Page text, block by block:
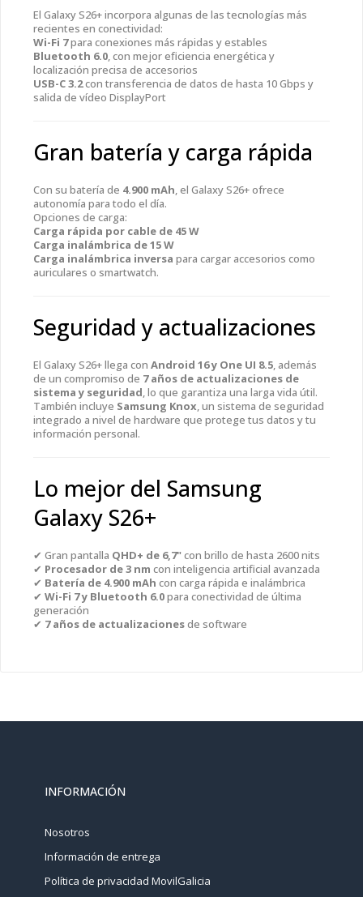
El Galaxy S26+ incorpora algunas de las tecnologías más
recientes en conectividad:
Wi-Fi 7para conexiones más rápidas y estables
Bluetooth 6.0, con mejor eficiencia energética y
localización precisa de accesorios
USB-C 3.2con transferencia de datos de hasta 10 Gbps y
salida de vídeo DisplayPort
Gran batería y carga rápida
Con su batería de 4.900 mAh, el Galaxy S26+ ofrece
autonomía para todo el día.
Opciones de carga:
Carga rápida por cable de 45 W
Carga inalámbrica de 15 W
Carga inalámbrica inversa para cargar accesorios como
auriculares o smartwatch.
Seguridad y actualizaciones
El Galaxy S26+ llega con Android 16 y One UI 8.5, además
de un compromiso de 7 años de actualizaciones de
sistema y seguridad, lo que garantiza una larga vida útil.
También incluye Samsung Knox, un sistema de seguridad
integrado a nivel de hardware que protege tus datos y tu
información personal.
Lo mejor del Samsung
Galaxy S26+
✔ Gran pantalla QHD+ de 6,7"con brillo de hasta 2600 nits
✔ Procesador de 3 nm con inteligencia artificial avanzada
✔ Batería de 4.900 mAh con carga rápida e inalámbrica
✔ Wi-Fi 7 y Bluetooth 6.0para conectividad de última
generación
✔ 7 años de actualizacionesde software
INFORMACIÓN
Nosotros
Información de entrega
Política de privacidad MovilGalicia